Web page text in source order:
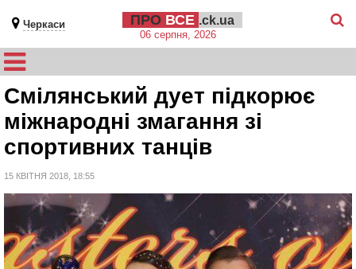
Черкаси ПРО ВСЕ .ck.ua
06 серпня, 2026
Смілянський дует підкорює
міжнародні змагання зі
спортивних танців
15 КВІТНЯ 2018, 18:55